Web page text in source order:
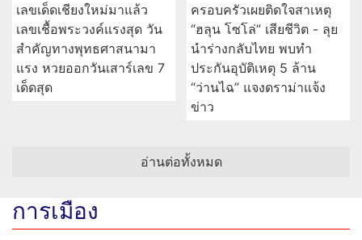
เลขเด็ดเชียงใหม่มาแล้ว
เลขเชื้อพระวงค์แรงสุด วัน
สำคัญทางพุทธศาสนามา
แรง หวยออกวันเสาร์เลข 7
เด็ดสุด
ครอบครัวเผยติดใจสาเหตุ
“ฮลุน โซโล่” เสียชีวิต - ลุย
นำร่างกลับไทย พบทำ
ประกันอุบัติเหตุ 5 ล้าน
“ว่านไฉ” แจงดราม่าแจ้ง
ข่าว
อ่านต่อทั้งหมด
การเมือง